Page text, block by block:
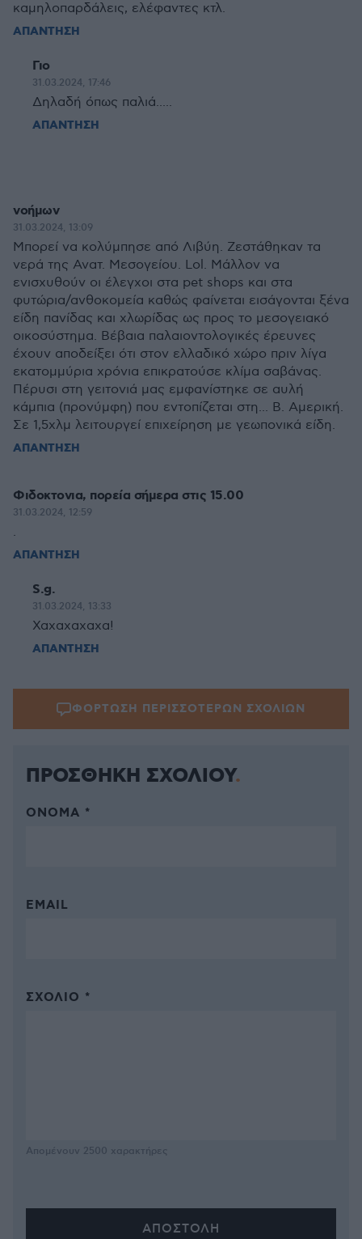
καμηλοπαρδάλεις, ελέφαντες κτλ.
ΑΠΑΝΤΗΣΗ
Γιο
31.03.2024, 17:46
Δηλαδή όπως παλιά.....
ΑΠΑΝΤΗΣΗ
νοήμων
31.03.2024, 13:09
Μπορεί να κολύμπησε από Λιβύη. Ζεστάθηκαν τα
νερά της Ανατ. Μεσογείου. Lol. Μάλλον να
ενισχυθούν οι έλεγχοι στα pet shops και στα
φυτώρια/ανθοκομεία καθώς φαίνεται εισάγονται ξένα
είδη πανίδας και χλωρίδας ως προς το μεσογειακό
οικοσύστημα. Βέβαια παλαιοντολογικές έρευνες
έχουν αποδείξει ότι στον ελλαδικό χώρο πριν λίγα
εκατομμύρια χρόνια επικρατούσε κλίμα σαβάνας.
Πέρυσι στη γειτονιά μας εμφανίστηκε σε αυλή
κάμπια (προνύμφη) που εντοπίζεται στη... Β. Αμερική.
Σε 1,5χλμ λειτουργεί επιχείρηση με γεωπονικά είδη.
ΑΠΑΝΤΗΣΗ
Φιδοκτονια, πορεία σήμερα στις 15.00
31.03.2024, 12:59
.
ΑΠΑΝΤΗΣΗ
S.g.
31.03.2024, 13:33
Χαχαχαχαχα!
ΑΠΑΝΤΗΣΗ
ΦΟΡΤΩΣΗ ΠΕΡΙΣΣΟΤΕΡΩΝ ΣΧΟΛΙΩΝ
ΠΡΟΣΘΗΚΗ ΣΧΟΛΙΟΥ
ΌΝΟΜΑ *
EMAIL
ΣΧΌΛΙΟ *
Απομένουν 2500 χαρακτήρες